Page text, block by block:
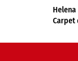
Carpet